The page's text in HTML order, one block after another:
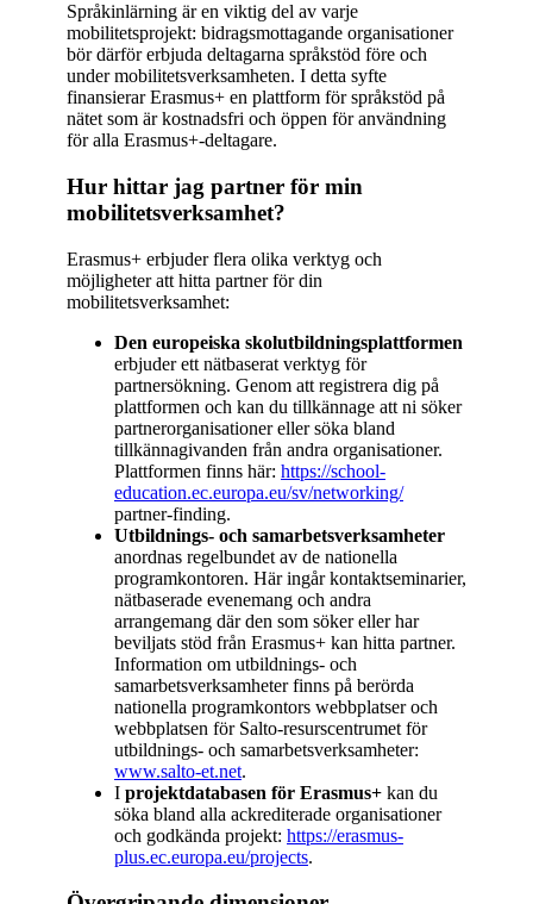
Språkinlärning är en viktig del av varje
mobilitetsprojekt: bidragsmottagande organisationer
bör därför erbjuda deltagarna språkstöd före och
under mobilitetsverksamheten. I detta syfte
finansierar Erasmus+ en plattform för språkstöd på
nätet som är kostnadsfri och öppen för användning
för alla Erasmus+-deltagare.
Hur hittar jag partner för min
mobilitetsverksamhet?
Erasmus+ erbjuder flera olika verktyg och
möjligheter att hitta partner för din
mobilitetsverksamhet:
Den europeiska skolutbildningsplattformen
erbjuder ett nätbaserat verktyg för
partnersökning. Genom att registrera dig på
plattformen och kan du tillkännage att ni söker
partnerorganisationer eller söka bland
tillkännagivanden från andra organisationer.
Plattformen finns här: https://school-
education.ec.europa.eu/sv/networking/
partner-finding.
Utbildnings- och samarbetsverksamheter
anordnas regelbundet av de nationella
programkontoren. Här ingår kontaktseminarier,
nätbaserade evenemang och andra
arrangemang där den som söker eller har
beviljats stöd från Erasmus+ kan hitta partner.
Information om utbildnings- och
samarbetsverksamheter finns på berörda
nationella programkontors webbplatser och
webbplatsen för Salto-resurscentrumet för
utbildnings- och samarbetsverksamheter:
www.salto-et.net.
I projektdatabasen för Erasmus+ kan du
söka bland alla ackrediterade organisationer
och godkända projekt: https://erasmus-
plus.ec.europa.eu/projects.